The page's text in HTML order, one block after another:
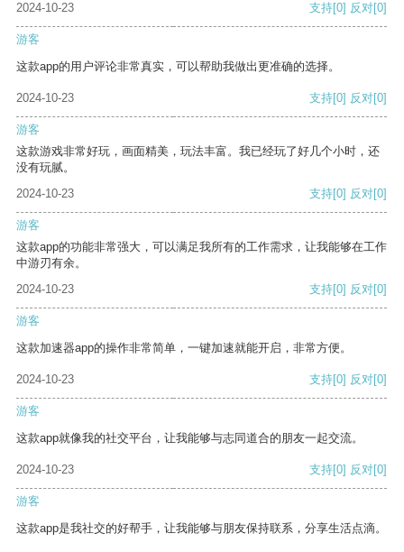
2024-10-23 支持[0] 反对[0]
游客
这款app的用户评论非常真实，可以帮助我做出更准确的选择。
2024-10-23 支持[0] 反对[0]
游客
这款游戏非常好玩，画面精美，玩法丰富。我已经玩了好几个小时，还
没有玩腻。
2024-10-23
支持[0] 反对[0]
游客
这款app的功能非常强大，可以满足我所有的工作需求，让我能够在工作
中游刃有余。
2024-10-23
支持[0] 反对[0]
游客
这款加速器app的操作非常简单，一键加速就能开启，非常方便。
2024-10-23 支持[0] 反对[0]
游客
这款app就像我的社交平台，让我能够与志同道合的朋友一起交流。
2024-10-23 支持[0] 反对[0]
游客
这款app是我社交的好帮手，让我能够与朋友保持联系，分享生活点滴。